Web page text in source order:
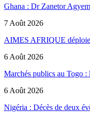
Ghana : Dr Zanetor
7 Août 2026
AIMES AFRIQUE
6 Août 2026
Marchés publics au Togo
6 Août 2026
Nigéria : Décès de deux